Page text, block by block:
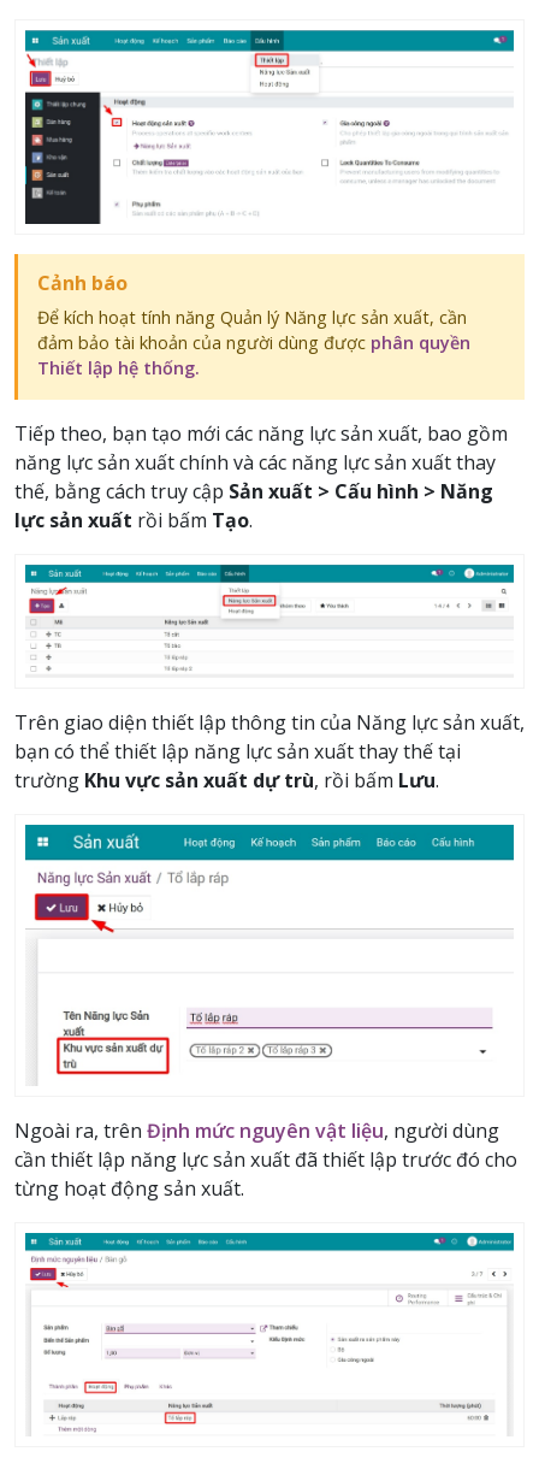
Cảnh báo
Để kích hoạt tính năng Quản lý Năng lực sản xuất, cần
đảm bảo tài khoản của người dùng được phân quyền
Thiết lập hệ thống.
Tiếp theo, bạn tạo mới các năng lực sản xuất, bao gồm
năng lực sản xuất chính và các năng lực sản xuất thay
thế, bằng cách truy cập Sản xuất > Cấu hình > Năng
lực sản xuất rồi bấm Tạo.
Trên giao diện thiết lập thông tin của Năng lực sản xuất,
bạn có thể thiết lập năng lực sản xuất thay thế tại
trường Khu vực sản xuất dự trù, rồi bấm Lưu.
Ngoài ra, trên Định mức nguyên vật liệu, người dùng
cần thiết lập năng lực sản xuất đã thiết lập trước đó cho
từng hoạt động sản xuất.